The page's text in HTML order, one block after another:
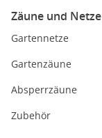
Zäune und Netze
Gartennetze
Gartenzäune
Absperrzäune
Zubehör